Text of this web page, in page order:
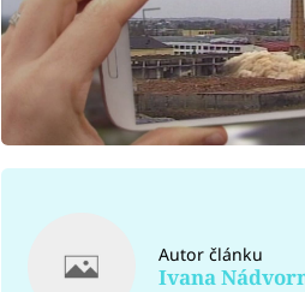
Autor článku
Ivana